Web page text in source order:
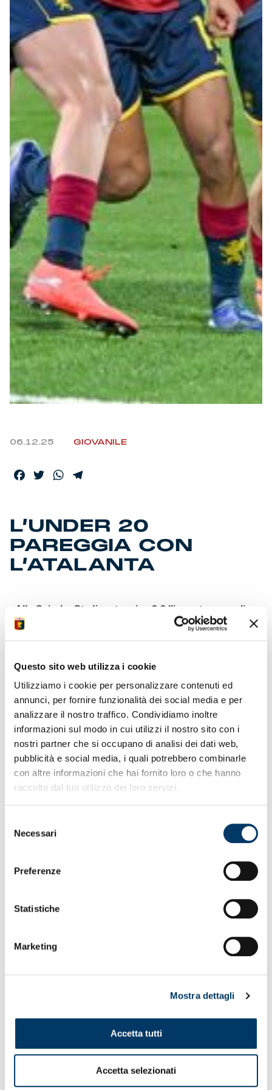
Questo sito web utilizza i cookie
Utilizziamo i cookie per personalizzare contenuti ed
annunci, per fornire funzionalità dei social media e per
analizzare il nostro traffico. Condividiamo inoltre
informazioni sul modo in cui utilizzi il nostro sito con i
nostri partner che si occupano di analisi dei dati web,
pubblicità e social media, i quali potrebbero combinarle
con altre informazioni che hai fornito loro o che hanno
raccolto dal tuo utilizzo dei loro servizi.
delNecessari
Preferenze
Statistiche
Marketing
Mostra dettagli
Accetta tutti
Accetta selezionati
Summer Sale
Mare
Accessori
Outlet
Helan x Genoa
Isolani x Genoa
Gift Card Online Store
06.12.25 GIOVANILE
Facebook
TwitterWhatsApp
L’UNDER 20
PAREGGIA CON
L’ATALANTA
• Allo Sciorba Stadium termina 2-2 l’incontro con gli
orobici
• Grifoncini salgono a 23 punti rimanendo nei quartieri
• Vantaggio di Carbone con un bel gol dopo azione
combinata
• Pareggia Baldo su rigore concesso per fallo di mano
ingenuo
• Botta e risposta anche nella ripresa in incontro
sempre vivo
• Clamoroso palo di Gibertini tra i migliori sul terreno di
gioco
• Sorpasso nerazzurro con Cakolli che di testa supera
Lysionok
• La riacciuffiamo nel recupero con gran diagonale di
derby (1-1)
– La sconfitta sarebbe stata una beffa.
Genoa e Atalanta pareggiano 2-2 allo Sciorba Stadium, in
parte, specie dai nostri che alla fine hanno più da
recriminare per il maggior numero di palle-gol prodotte. Il